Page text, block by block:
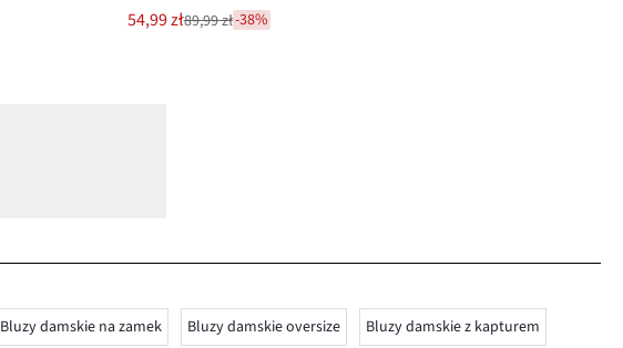
Nowa
cena
54,99 zł
Przeceniono
89,99 zł-38%
Bluzy damskie na zamek Bluzy damskie oversize Bluzy damskie z kapturem